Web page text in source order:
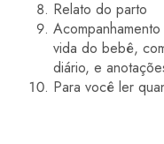
Relato do parto
vida do bebê,
diário, e
Para você ler